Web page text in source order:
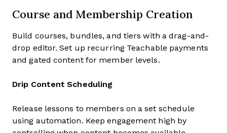
Course and Membership Creation
Build courses, bundles, and tiers with a drag-and-
drop editor. Set up recurring Teachable payments
and gated content for member levels.
Drip Content Scheduling
Release lessons to members on a set schedule
using automation. Keep engagement high by